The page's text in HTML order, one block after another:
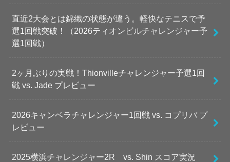
直近2大会とは錦織の状態が違う。軽快なテニスで予
選1回戦突破！（2026ティオンビルチャレンジャー予
選1回戦）
2ヶ月ぶりの実戦！Thionvilleチャレンジャー予選1回
戦 vs. Jade プレビュー
2026キャンベラチャレンジャー1回戦 vs. コプリバ プ
レビュー
2025横浜チャレンジャー2R vs. Shin スコア実況